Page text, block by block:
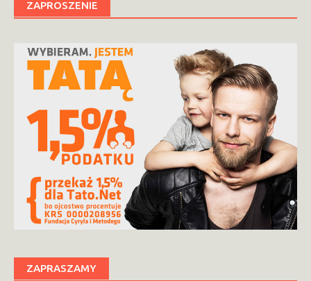
ZAPROSZENIE
ZAPRASZAMY